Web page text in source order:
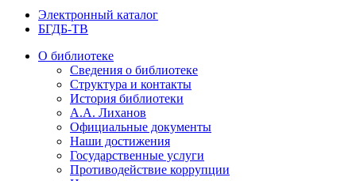
Электронный каталог
БГДБ-ТВ
О библиотеке
Сведения о библиотеке
Структура и контакты
История библиотеки
А.А. Лиханов
Официальные документы
Наши достижения
Государственные услуги
Противодействие коррупции